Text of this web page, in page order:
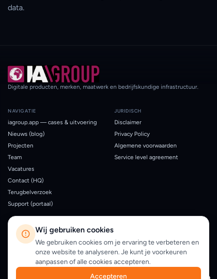
data.
Digitale producten, merken, maatwerk en bedrijfskundige infrastructuur.
NAVIGATIE
iagroup.app — cases & uitvoering
Nieuws (blog)
Projecten
Team
Vacatures
Contact (HQ)
Terugbelverzoek
Support (portaal)
JURIDISCH
Disclaimer
Privacy Policy
Algemene voorwaarden
Service level agreement
LOCATIES
Nederland
Broekstraat 32 6828 PZ Arnhem
026 23 40 200
Op kaart bekijken →
Engeland
71-75 Shelton St
London WC2H 9JQ,
United Kingdom
+44 7458 164029
Op kaart bekijken →
Wij gebruiken cookies
We gebruiken cookies om je ervaring te verbeteren en
onze website te analyseren. Je kunt je voorkeuren
aanpassen of alle cookies accepteren.
Accepteren